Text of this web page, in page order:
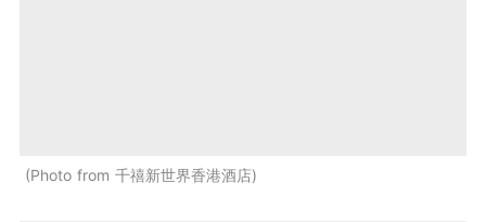
Photo from 千禧新世界香港酒店